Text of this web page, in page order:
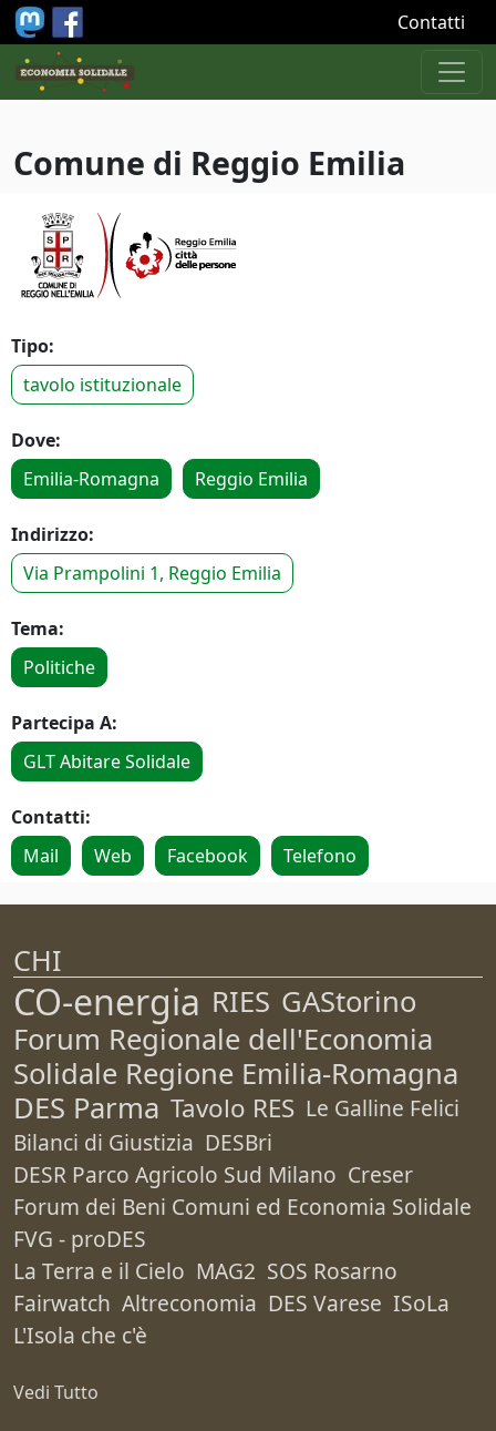
Salta al contenuto principale Contatti
Comune di Reggio Emilia
Tipo:
tavolo istituzionale
Dove:
Emilia-Romagna
Reggio Emilia
Indirizzo:
Via Prampolini 1, Reggio Emilia
Tema:
Politiche
Partecipa A:
GLT Abitare Solidale
Contatti:
Mail
Web Facebook Telefono
CHI
CO-energia RIES GAStorino
Forum Regionale dell'Economia
Solidale Regione Emilia-Romagna
DES Parma Tavolo RES Le Galline Felici
Bilanci di Giustizia DESBri
DESR Parco Agricolo Sud Milano Creser
Forum dei Beni Comuni ed Economia Solidale
FVG - proDES
La Terra e il Cielo MAG2 SOS Rosarno
Fairwatch Altreconomia DES Varese ISoLa
L'Isola che c'è
Vedi Tutto